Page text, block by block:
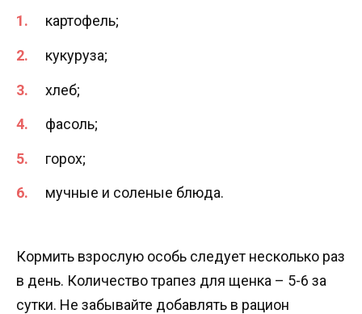
картофель;
кукуруза;
хлеб;
фасоль;
горох;
мучные и соленые блюда.
Кормить взрослую особь следует несколько раз
в день. Количество трапез для щенка – 5-6 за
сутки. Не забывайте добавлять в рацион